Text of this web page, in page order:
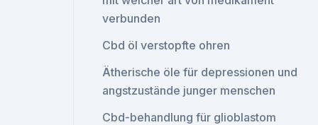
verbunden
Cbd öl verstopfte ohren
Ätherische öle für depressionen und
angstzustände junger menschen
Cbd-behandlung für glioblastom